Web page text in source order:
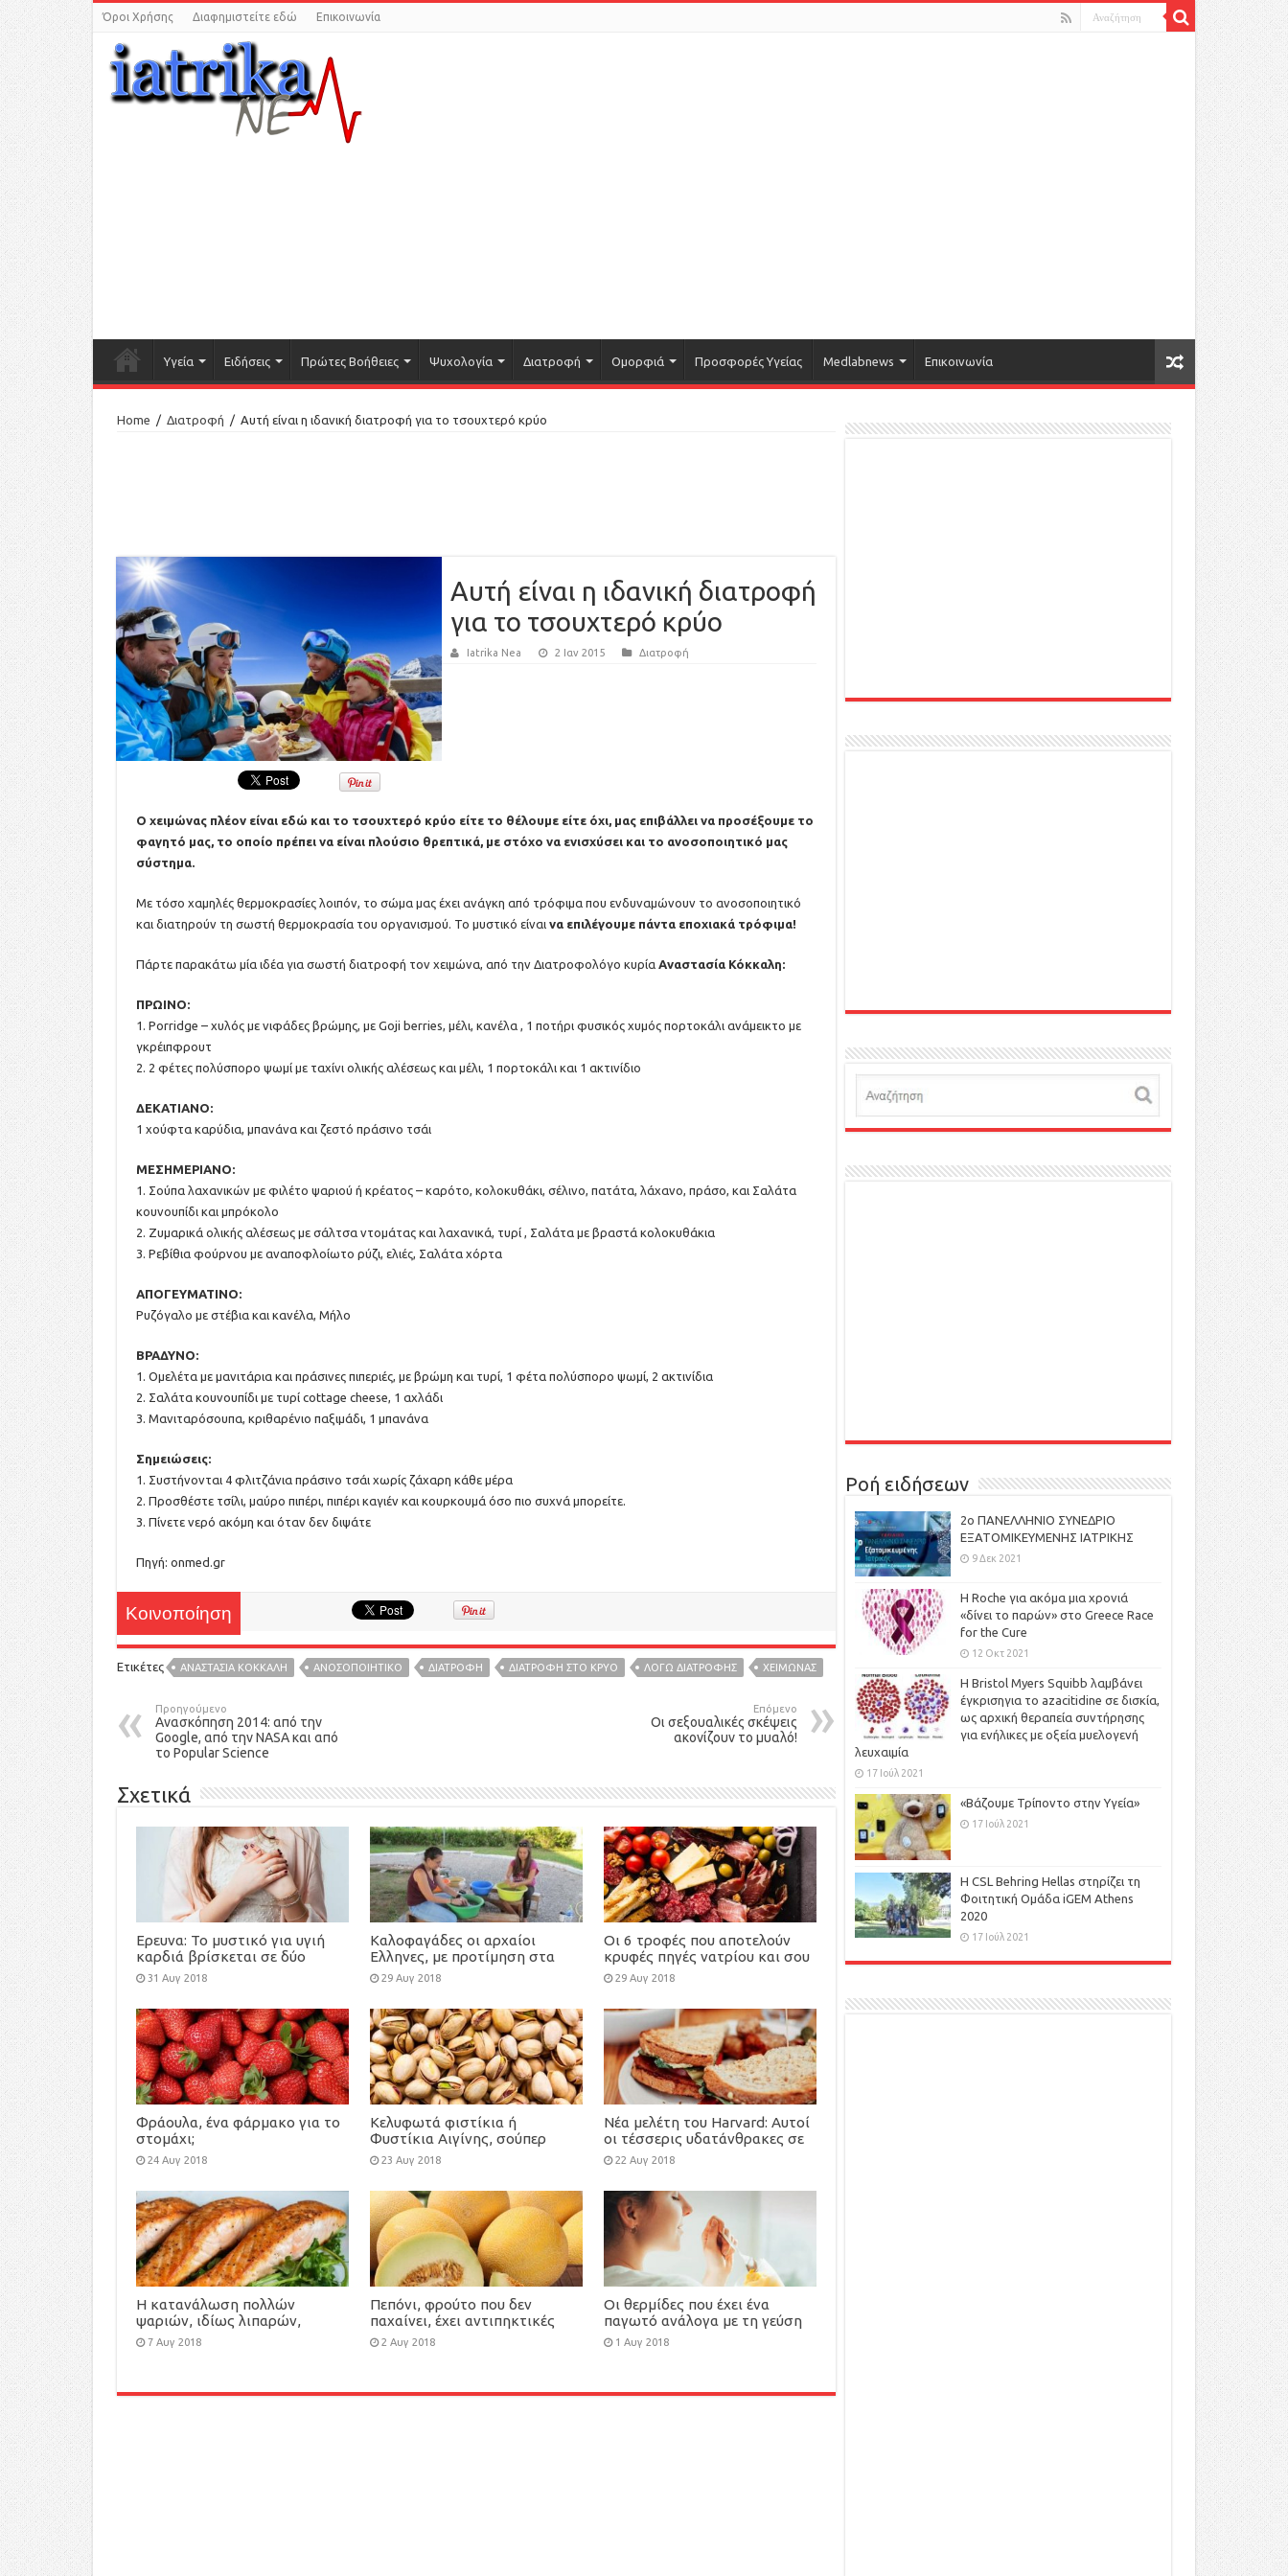
Όροι Χρήσης Διαφημιστείτε εδώ Επικοινωνία
Υγεία Ειδήσεις Πρώτες Βοήθειες Ψυχολογία Διατροφή Ομορφιά Προσφορές Υγείας Medlabnews Επικοινωνία
Home / Διατροφή / Αυτή είναι η ιδανική διατροφή για το τσουχτερό κρύο
Αυτή είναι η ιδανική διατροφή
για το τσουχτερό κρύο
Iatrika Nea 2 Ιαν 2015 Διατροφή
Ο χειμώνας πλέον είναι εδώ και το τσουχτερό κρύο είτε το θέλουμε είτε όχι, μας επιβάλλει να προσέξουμε το
φαγητό μας, το οποίο πρέπει να είναι πλούσιο θρεπτικά, με στόχο να ενισχύσει και το ανοσοποιητικό μας
σύστημα.
Με τόσο χαμηλές θερμοκρασίες λοιπόν, το σώμα μας έχει ανάγκη από τρόφιμα που ενδυναμώνουν το ανοσοποιητικό
και διατηρούν τη σωστή θερμοκρασία του οργανισμού. Το μυστικό είναι να επιλέγουμε πάντα εποχιακά τρόφιμα!
Πάρτε παρακάτω μία ιδέα για σωστή διατροφή τον χειμώνα, από την Διατροφολόγο κυρία Αναστασία Κόκκαλη:
ΠΡΩΙΝΟ:
1. Porridge – χυλός με νιφάδες βρώμης, με Goji berries, μέλι, κανέλα , 1 ποτήρι φυσικός χυμός πορτοκάλι ανάμεικτο με
γκρέιπφρουτ
2. 2 φέτες πολύσπορο ψωμί με ταχίνι ολικής αλέσεως και μέλι, 1 πορτοκάλι και 1 ακτινίδιο
ΔΕΚΑΤΙΑΝΟ:
1 χούφτα καρύδια, μπανάνα και ζεστό πράσινο τσάι
ΜΕΣΗΜΕΡΙΑΝΟ:
1. Σούπα λαχανικών με φιλέτο ψαριού ή κρέατος – καρότο, κολοκυθάκι, σέλινο, πατάτα, λάχανο, πράσο, και Σαλάτα
κουνουπίδι και μπρόκολο
2. Ζυμαρικά ολικής αλέσεως με σάλτσα ντομάτας και λαχανικά, τυρί , Σαλάτα με βραστά κολοκυθάκια
3. Ρεβίθια φούρνου με αναποφλοίωτο ρύζι, ελιές, Σαλάτα χόρτα
ΑΠΟΓΕΥΜΑΤΙΝΟ:
Ρυζόγαλο με στέβια και κανέλα, Μήλο
ΒΡΑΔΥΝΟ:
1. Ομελέτα με μανιτάρια και πράσινες πιπεριές, με βρώμη και τυρί, 1 φέτα πολύσπορο ψωμί, 2 ακτινίδια
2. Σαλάτα κουνουπίδι με τυρί cottage cheese, 1 αχλάδι
3. Μανιταρόσουπα, κριθαρένιο παξιμάδι, 1 μπανάνα
Σημειώσεις:
1. Συστήνονται 4 φλιτζάνια πράσινο τσάι χωρίς ζάχαρη κάθε μέρα
2. Προσθέστε τσίλι, μαύρο πιπέρι, πιπέρι καγιέν και κουρκουμά όσο πιο συχνά μπορείτε.
3. Πίνετε νερό ακόμη και όταν δεν διψάτε
Πηγή: onmed.gr
Κοινοποίηση
Ετικέτες ΑΝΑΣΤΑΣΙΑ ΚΟΚΚΑΛΗ ΑΝΟΣΟΠΟΙΗΤΙΚΟ ΔΙΑΤΡΟΦΉ ΔΙΑΤΡΟΦΗ ΣΤΟ ΚΡΥΟ ΛΟΓΩ ΔΙΑΤΡΟΦΗΣ ΧΕΙΜΩΝΑΣ
Προηγούμενο
Ανασκόπηση 2014: από την
Google, από την NASA και από
το Popular Science
Επόμενο
Οι σεξουαλικές σκέψεις
ακονίζουν το μυαλό!
Σχετικά
Ερευνα: To μυστικό για υγιή
καρδιά βρίσκεται σε δύο
απρόσμενες τροφές
31 Αυγ 2018
Καλοφαγάδες οι αρχαίοι
Ελληνες, με προτίμηση στα
μπαρμπούνια και τα χέλια
29 Αυγ 2018
Οι 6 τροφές που αποτελούν
κρυφές πηγές νατρίου και σου
προκαλούν φούσκωμα χωρίς
να το καταλαβαίνεις
29 Αυγ 2018
Φράουλα, ένα φάρμακο για το
στομάχι;
24 Αυγ 2018
Κελυφωτά φιστίκια ή
Φυστίκια Αιγίνης, σούπερ
τροφή με μεγάλη θρεπτική
αξία, κάνοντας καλό σε
καρδιά, χοληστερίνη, μάτια,
αδυνάτισμα
23 Αυγ 2018
Νέα μελέτη του Harvard: Αυτοί
οι τέσσερις υδατάνθρακες σε
βοηθούν να ζεις περισσότερο
22 Αυγ 2018
Η κατανάλωση πολλών
ψαριών, ιδίως λιπαρών,
μειώνει τον κίνδυνο πρόωρου
τοκετού
7 Αυγ 2018
Πεπόνι, φρούτο που δεν
παχαίνει, έχει αντιπηκτικές
ιδιότητες, πλούσιο σε
αντιοξειδωτικά και
2 Αυγ 2018
Οι θερμίδες που έχει ένα
παγωτό ανάλογα με τη γεύση
του1 Αυγ 2018
Ροή ειδήσεων
2ο ΠΑΝΕΛΛΗΝΙΟ ΣΥΝΕΔΡΙΟ
ΕΞΑΤΟΜΙΚΕΥΜΕΝΗΣ ΙΑΤΡΙΚΗΣ
9 Δεκ 2021
H Roche για ακόμα μια χρονιά
«δίνει το παρών» στο Greece Race
for the Cure
12 Οκτ 2021
Η Bristol Myers Squibb λαμβάνει
έγκρισηγια το azacitidine σε δισκία,
ως αρχική θεραπεία συντήρησης
για ενήλικες με οξεία μυελογενή
λευχαιμία
17 Ιούλ 2021
«Βάζουμε Τρίποντο στην Υγεία»
17 Ιούλ 2021
H CSL Behring Hellas στηρίζει τη
Φοιτητική Ομάδα iGEM Athens
2020
17 Ιούλ 2021